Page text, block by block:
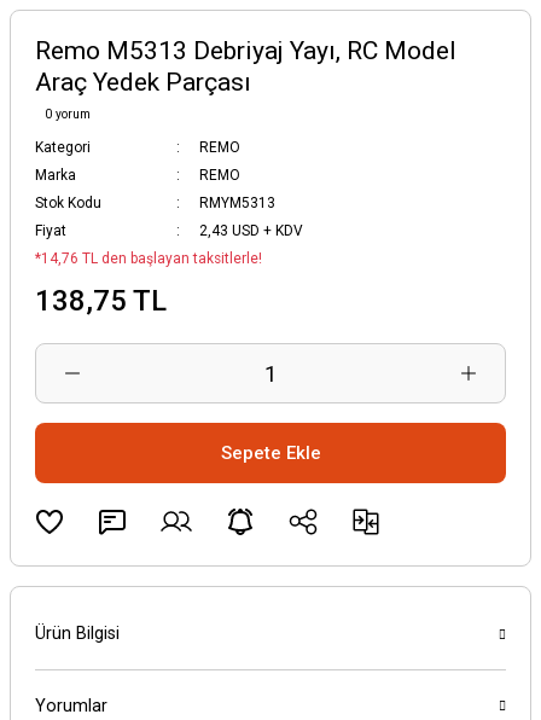
Remo M5313 Debriyaj Yayı, RC Model
Araç Yedek Parçası
0 yorum
Kategori
REMO
Marka
REMO
Stok Kodu
RMYM5313
Fiyat
2,43 USD + KDV
*14,76 TL den başlayan taksitlerle!
138,75 TL
Sepete Ekle
Ürün Bilgisi
Yorumlar